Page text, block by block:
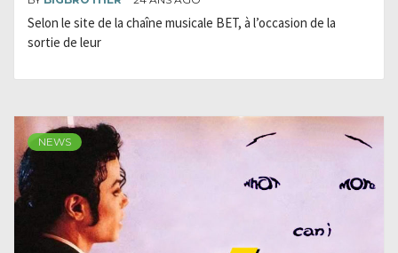
Selon le site de la chaîne musicale BET, à l’occasion de la
sortie de leur
NEWS